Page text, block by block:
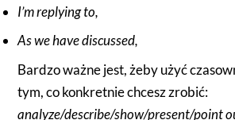
I’m replying to,
As we have discussed,
Bardzo ważne jest, żeby użyć
tym, co konkretnie chcesz zrobić:
analyze/describe/show/present/point